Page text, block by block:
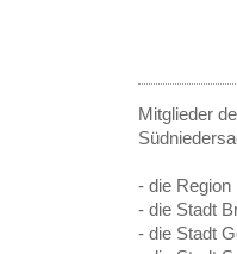
Mitglieder
- die Region
- die Stadt
- die Stadt